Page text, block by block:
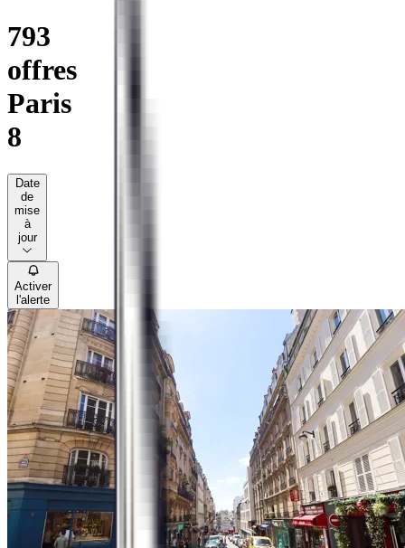
793
offres
Paris
8
Date
de
mise
à
jour
Activer
l'alerte